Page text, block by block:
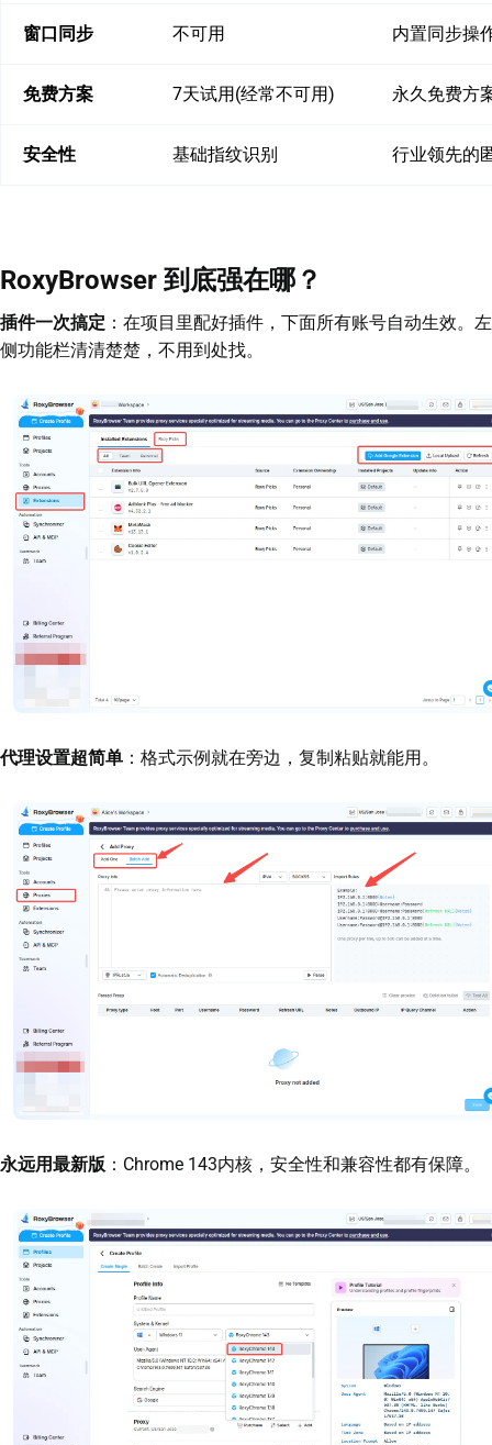
窗口同步 不可用 内置同步操
免费方案 7天试用(经常不可用) 永久免费方
安全性 基础指纹识别 行业领先的
RoxyBrowser 到底强在哪？
插件一次搞定 ：在项目里配好插件，下面所有账号自动生效。左
侧功能栏清清楚楚，不用到处找。
代理设置超简单 ：格式示例就在旁边，复制粘贴就能用。
永远用最新版 ：Chrome 143内核，安全性和兼容性都有保障。